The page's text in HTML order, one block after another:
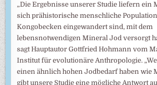
„Die Ergebnisse unserer Studie liefern ein
sich prähistorische menschliche
Kongobecken eingewandert sind, mit dem
lebensnotwendigen Mineral Jod versorgt
sagt Hauptautor Gottfried Hohmann vom
Institut für evolutionäre Anthropologie.
einen ähnlich hohen Jodbedarf haben wie
gibt unsere Studie eine mögliche Antwort